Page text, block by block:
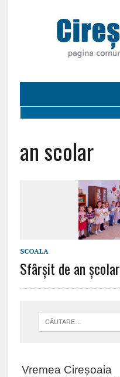
an scolar
SCOALA
Sfârșit de an școlar